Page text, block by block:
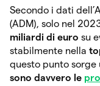
Secondo i dati
(ADM), solo nel
miliardi di euro su
stabilmente nella
questo punto sorge
sono davvero le